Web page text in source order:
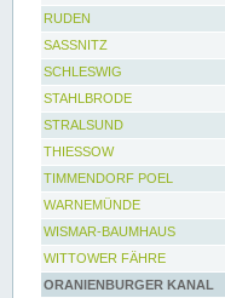
RUDEN
SASSNITZ
SCHLESWIG
STAHLBRODE
STRALSUND
THIESSOW
TIMMENDORF POEL
WARNEMÜNDE
WISMAR-BAUMHAUS
WITTOWER FÄHRE
ORANIENBURGER KANAL